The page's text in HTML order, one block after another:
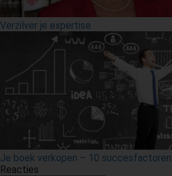
Verzilver je expertise
Je boek verkopen – 10 succesfactoren
Reacties